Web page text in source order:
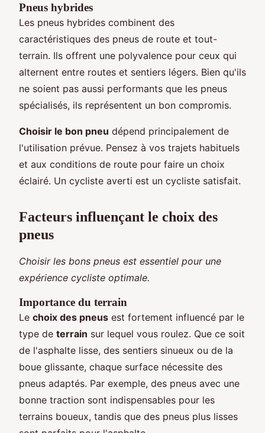
Pneus hybrides
Les pneus hybrides combinent des
caractéristiques des pneus de route et tout-
terrain. Ils offrent une polyvalence pour ceux qui
alternent entre routes et sentiers légers. Bien qu'ils
ne soient pas aussi performants que les pneus
spécialisés, ils représentent un bon compromis.
Choisir le bon pneu dépend principalement de
l'utilisation prévue. Pensez à vos trajets habituels
et aux conditions de route pour faire un choix
éclairé. Un cycliste averti est un cycliste satisfait.
Facteurs influençant le choix des
pneus
Choisir les bons pneus est essentiel pour une
expérience cycliste optimale.
Importance du terrain
Le choix des pneus est fortement influencé par le
type de terrain sur lequel vous roulez. Que ce soit
de l'asphalte lisse, des sentiers sinueux ou de la
boue glissante, chaque surface nécessite des
pneus adaptés. Par exemple, des pneus avec une
bonne traction sont indispensables pour les
terrains boueux, tandis que des pneus plus lisses